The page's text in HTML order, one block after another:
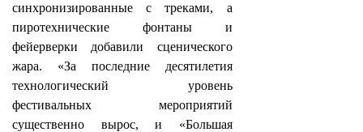
синхронизированные с треками, а
пиротехнические фонтаны и
фейерверки добавили сценического
жара. «За последние десятилетия
технологический уровень
фестивальных мероприятий
существенно вырос, и «Большая